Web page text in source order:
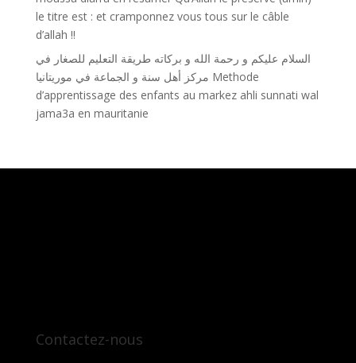
le titre est : et cramponnez vous tous sur le câble
d’allah !!
السلام عليكم و رحمة الله و بركاته طريقة التعليم للصغار في
مركز أهل سنة و الجماعة في موريتانيا Methode
d’apprentissage des enfants au markez ahli sunnati wal
jama3a en mauritanie
Contactez-nous